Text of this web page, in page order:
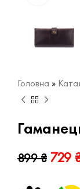
Головна »
899₴ 729